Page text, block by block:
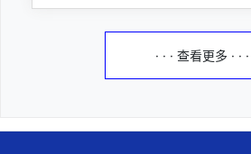
· · · 查看更多 · · ·